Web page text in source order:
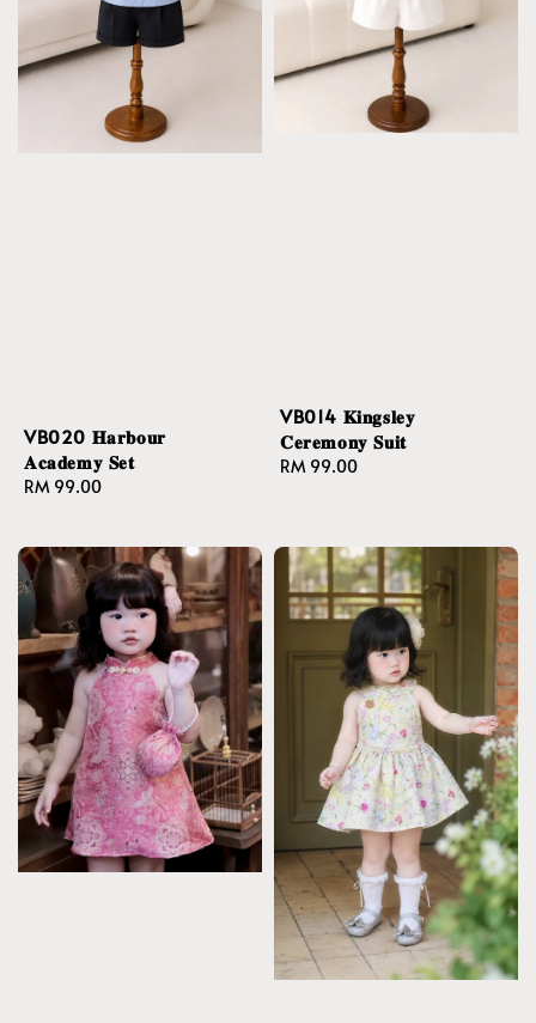
VB020 𝐇𝐚𝐫𝐛𝐨𝐮𝐫
𝐀𝐜𝐚𝐝𝐞𝐦𝐲 𝐒𝐞𝐭
Regular
RM 99.00
VB014 𝐊𝐢𝐧𝐠𝐬𝐥𝐞𝐲
𝐂𝐞𝐫𝐞𝐦𝐨𝐧𝐲 𝐒𝐮𝐢𝐭
Regular
RM 99.00